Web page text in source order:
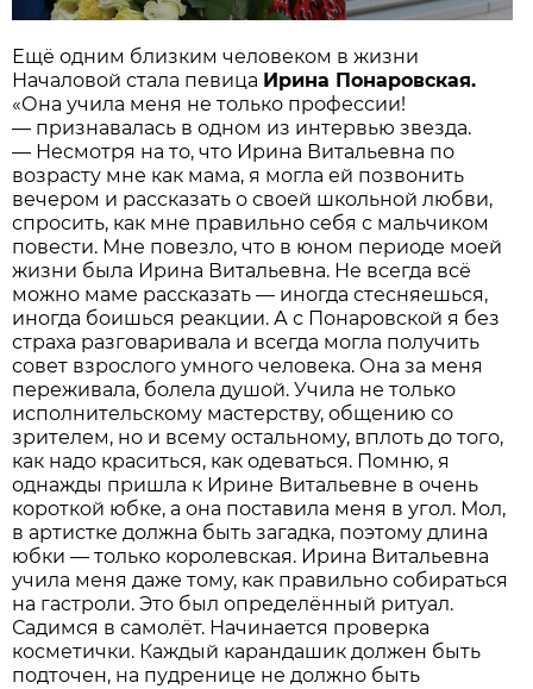
Ещё одним близким человеком в жизни
Началовой стала певица Ирина Понаровская.
«Она учила меня не только профессии!
— признавалась в одном из интервью звезда.
— Несмотря на то, что Ирина Витальевна по
возрасту мне как мама, я могла ей позвонить
вечером и рассказать о своей школьной любви,
спросить, как мне правильно себя с мальчиком
повести. Мне повезло, что в юном периоде моей
жизни была Ирина Витальевна. Не всегда всё
можно маме рассказать — иногда стесняешься,
иногда боишься реакции. А с Понаровской я без
страха разговаривала и всегда могла получить
совет взрослого умного человека. Она за меня
переживала, болела душой. Учила не только
исполнительскому мастерству, общению со
зрителем, но и всему остальному, вплоть до того,
как надо краситься, как одеваться. Помню, я
однажды пришла к Ирине Витальевне в очень
короткой юбке, а она поставила меня в угол. Мол,
в артистке должна быть загадка, поэтому длина
юбки — только королевская. Ирина Витальевна
учила меня даже тому, как правильно собираться
на гастроли. Это был определённый ритуал.
Садимся в самолёт. Начинается проверка
косметички. Каждый карандашик должен быть
подточен, на пудренице не должно быть